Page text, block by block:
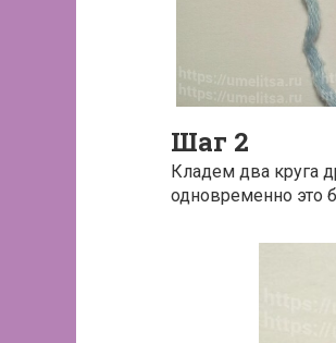
Шаг 2
Кладем два круга
одновременно это